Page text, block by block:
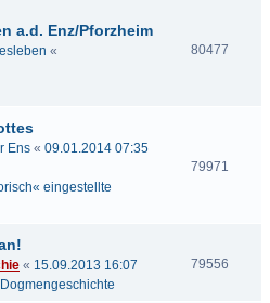
a.d. Enz/Pforzheim
«
80477
Ens « 09.01.2014 07:35
eingestellte
79971
« 15.09.2013 16:07
79556